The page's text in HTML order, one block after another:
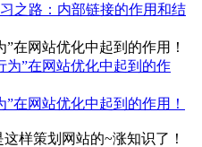
习之路：内部链接的作用和结
在网站优化中起到的作用！
在网站优化中起到的作用！
样策划网站的~涨知识了！